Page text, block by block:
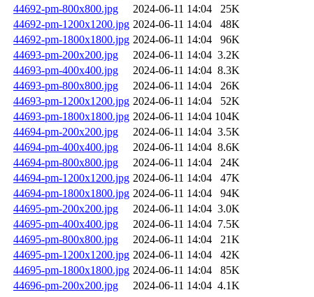
44692-pm-800x800.jpg
2024-06-11 14:04
25K
44692-pm-1200x1200.jpg 2024-06-11 14:04
48K
44692-pm-1800x1800.jpg 2024-06-11 14:04
96K
44693-pm-200x200.jpg
2024-06-11 14:04 3.2K
44693-pm-400x400.jpg
2024-06-11 14:04 8.3K
44693-pm-800x800.jpg
2024-06-11 14:04
26K
44693-pm-1200x1200.jpg 2024-06-11 14:04
52K
44693-pm-1800x1800.jpg 2024-06-11 14:04 104K
44694-pm-200x200.jpg
2024-06-11 14:04 3.5K
44694-pm-400x400.jpg
2024-06-11 14:04 8.6K
44694-pm-800x800.jpg
2024-06-11 14:04
24K
44694-pm-1200x1200.jpg 2024-06-11 14:04
47K
44694-pm-1800x1800.jpg 2024-06-11 14:04
94K
44695-pm-200x200.jpg
2024-06-11 14:04 3.0K
44695-pm-400x400.jpg
2024-06-11 14:04 7.5K
44695-pm-800x800.jpg
2024-06-11 14:04
21K
44695-pm-1200x1200.jpg 2024-06-11 14:04
42K
44695-pm-1800x1800.jpg 2024-06-11 14:04
85K
44696-pm-200x200.jpg
2024-06-11 14:04 4.1K